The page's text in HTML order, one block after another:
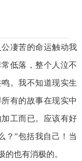
凄苦的命运触动我
低落，整个人泣不
。我不知道现实生
有的故事在现实中
工而已。应该有好
？”包括我自己！当
也有消极的。